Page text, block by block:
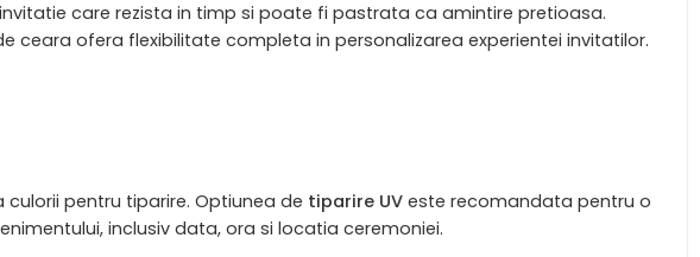
care rezista in timp si poate fi pastrata ca amintire pretioasa.
ceara ofera flexibilitate completa in personalizarea experientei invitatilor.
pentru tiparire. Optiunea de tiparire UV este recomandata pentru o
inclusiv data, ora si locatia ceremoniei.